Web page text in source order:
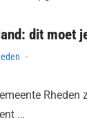
dit moet
Rheden
…